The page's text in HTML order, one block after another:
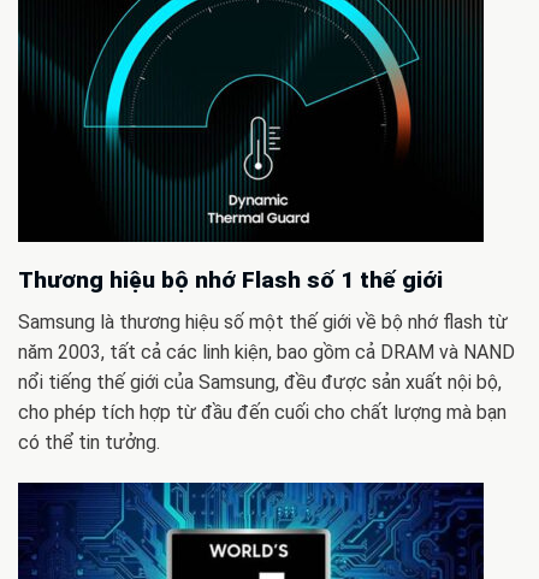
Thương hiệu bộ nhớ Flash số 1 thế giới
Samsung là thương hiệu số một thế giới về bộ nhớ flash từ
năm 2003, tất cả các linh kiện, bao gồm cả DRAM và NAND
nổi tiếng thế giới của Samsung, đều được sản xuất nội bộ,
cho phép tích hợp từ đầu đến cuối cho chất lượng mà bạn
có thể tin tưởng.